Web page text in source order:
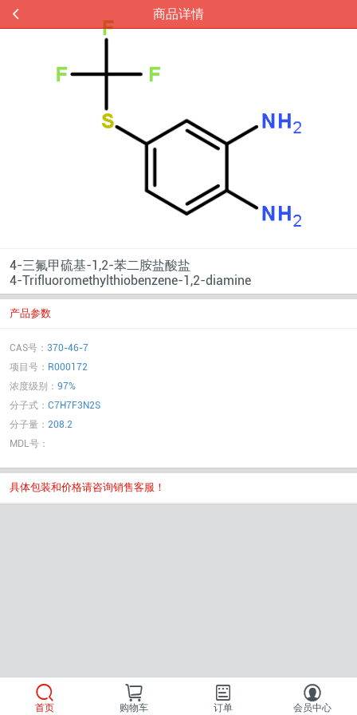
商品详情
首页 购物车 订单 会员中心
4-三氟甲硫基-1,2-苯二胺盐酸盐
4-Trifluoromethylthiobenzene-1,2-diamine
产品参数
CAS号： 370-46-7
项目号： R000172
浓度级别： 97%
分子式： C7H7F3N2S
分子量： 208.2
MDL号：
具体包装和价格请咨询销售客服！